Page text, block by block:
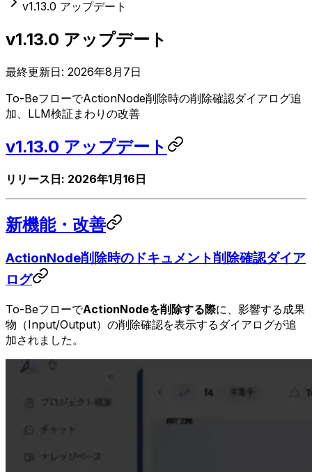
v1.13.0 アップデート
v1.13.0 アップデート
最終更新日: 2026年8月7日
To-BeフローでActionNode削除時の削除確認ダイアログ追
加、LLM検証まわりの改善
v1.13.0 アップデート
リリース日: 2026年1月16日
新機能・改善
ActionNode削除時のドキュメント削除確認ダイア
ログ
To-BeフローでActionNodeを削除する際に、影響する成果
物（Input/Output）の削除確認を表示するダイアログが追
加されました。